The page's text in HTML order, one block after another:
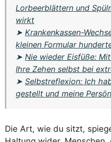
Lorbeerblättern und
wirkt
➤ Krankenkassen-
kleinen Formular
➤ Nie wieder Eisfüße:
Ihre Zehen selbst bei
➤Selbstreflexion: Ich
gestellt und meine
Die Art, wie du sitzt,